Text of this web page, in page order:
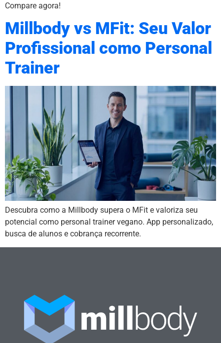
Compare agora!
Millbody vs MFit: Seu Valor
Profissional como Personal
Trainer
Descubra como a Millbody supera o MFit e valoriza seu
potencial como personal trainer vegano. App personalizado,
busca de alunos e cobrança recorrente.